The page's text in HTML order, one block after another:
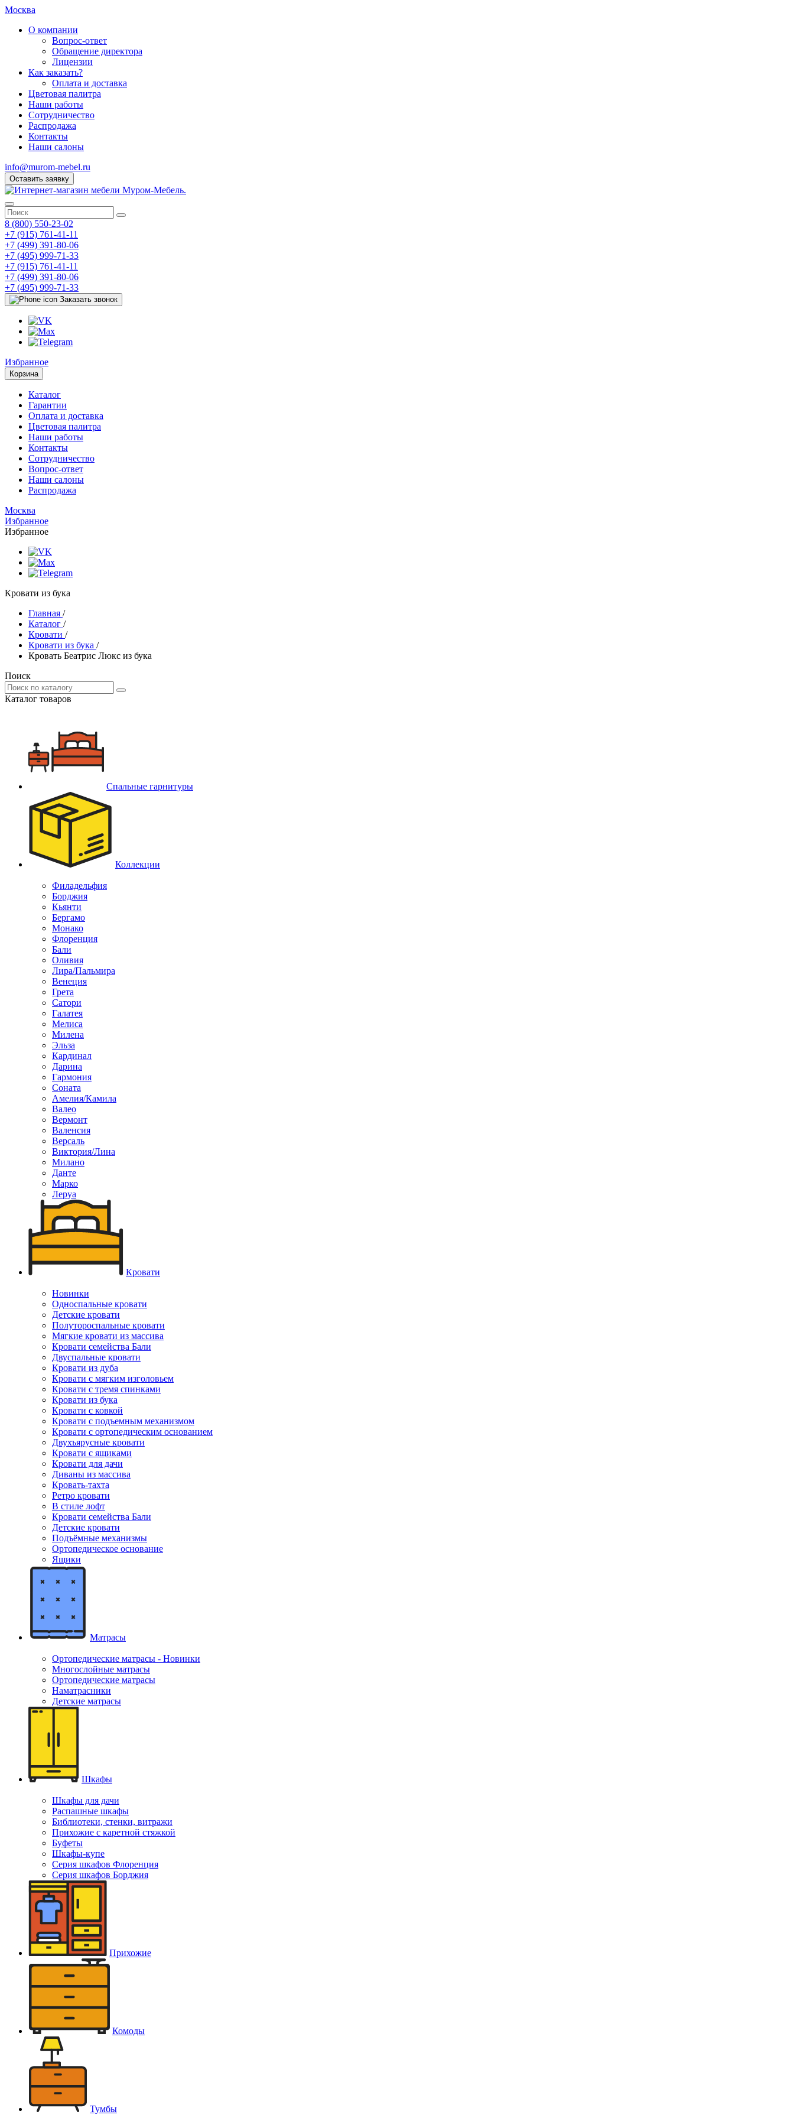
Москва
О компании
Вопрос-ответ
Обращение директора
Лицензии
Как заказать?
Оплата и доставка
Цветовая палитра
Наши работы
Сотрудничество
Распродажа
Контакты
Наши салоны
info@murom-mebel.ru
Оставить заявку
8 (800) 550-23-02
+7 (915) 761-41-11
+7 (499) 391-80-06
+7 (495) 999-71-33
+7 (915) 761-41-11
+7 (499) 391-80-06
+7 (495) 999-71-33
Заказать звонок
Избранное
Корзина
Каталог
Гарантии
Оплата и доставка
Цветовая палитра
Наши работы
Контакты
Сотрудничество
Вопрос-ответ
Наши салоны
Распродажа
Москва
Избранное
Избранное
Кровати из бука
Главная /
Каталог /
Кровати /
Кровати из бука /
Кровать Беатрис Люкс из бука
Поиск
Каталог товаров
Спальные гарнитуры
Коллекции
Филадельфия
Борджия
Кьянти
Бергамо
Монако
Флоренция
Бали
Оливия
Лира/Пальмира
Венеция
Грета
Сатори
Галатея
Мелиса
Милена
Эльза
Кардинал
Дарина
Гармония
Соната
Амелия/Камила
Валео
Вермонт
Валенсия
Версаль
Виктория/Лина
Милано
Данте
Марко
Леруа
Кровати
Новинки
Односпальные кровати
Детские кровати
Полутороспальные кровати
Мягкие кровати из массива
Кровати семейства Бали
Двуспальные кровати
Кровати из дуба
Кровати с мягким изголовьем
Кровати с тремя спинками
Кровати из бука
Кровати с ковкой
Кровати с подъемным механизмом
Кровати с ортопедическим основанием
Двухъярусные кровати
Кровати с ящиками
Кровати для дачи
Диваны из массива
Кровать-тахта
Ретро кровати
В стиле лофт
Кровати семейства Бали
Детские кровати
Подъёмные механизмы
Ортопедическое основание
Ящики
Матрасы
Ортопедические матрасы - Новинки
Многослойные матрасы
Ортопедические матрасы
Наматрасники
Детские матрасы
Шкафы
Шкафы для дачи
Распашные шкафы
Библиотеки, стенки, витражи
Прихожие с каретной стяжкой
Буфеты
Шкафы-купе
Серия шкафов Флоренция
Серия шкафов Борджия
Прихожие
Комоды
Тумбы